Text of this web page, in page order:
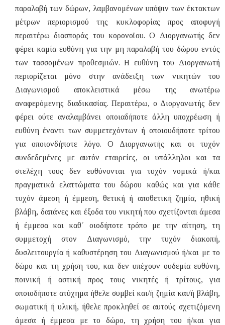
παραλαβή των δώρων, λαμβανομένων υπόψιν των έκτακτων
μέτρων περιορισμού της κυκλοφορίας προς αποφυγή
περαιτέρω διασποράς του κορονοϊου. Ο Διοργανωτής δεν
φέρει καμία ευθύνη για την μη παραλαβή του δώρου εντός
των τασσομένων προθεσμιών. Η ευθύνη του Διοργανωτή
περιορίζεται μόνο στην ανάδειξη των νικητών του
Διαγωνισμού αποκλειστικά μέσω της ανωτέρω
αναφερόμενης διαδικασίας. Περαιτέρω, ο Διοργανωτής δεν
φέρει ούτε αναλαμβάνει οποιαδήποτε άλλη υποχρέωση ή
ευθύνη έναντι των συμμετεχόντων ή οποιουδήποτε τρίτου
για οποιονδήποτε λόγο. Ο Διοργανωτής και οι τυχόν
συνδεδεμένες με αυτόν εταιρείες, οι υπάλληλοι και τα
στελέχη τους δεν ευθύνονται για τυχόν νομικά ή/και
πραγματικά ελαττώματα του δώρου καθώς και για κάθε
τυχόν άμεση ή έμμεση, θετική ή αποθετική ζημία, ηθική
βλάβη, δαπάνες και έξοδα του νικητή που σχετίζονται άμεσα
ή έμμεσα και καθ΄ οιοδήποτε τρόπο με την αίτηση, τη
συμμετοχή στον Διαγωνισμό, την τυχόν διακοπή,
δυσλειτουργία ή καθυστέρηση του Διαγωνισμού ή/και με το
δώρο και τη χρήση του, και δεν υπέχουν ουδεμία ευθύνη,
ποινική ή αστική προς τους νικητές ή τρίτους, για
οποιοδήποτε ατύχημα ήθελε συμβεί και/ή ζημία και/ή βλάβη,
σωματική ή υλική, ήθελε προκληθεί σε αυτούς σχετιζόμενη
άμεσα ή έμμεσα με το δώρο, τη χρήση του ή/και για